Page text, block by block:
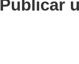
Publicar